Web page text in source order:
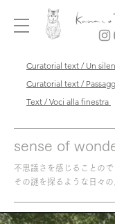
Curatorial text / Un
Curatorial text /
Text / Voci alla finestra
sense of
不思議さを感じることので
その謎を探るような日々の